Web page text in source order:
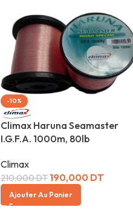
-10%
Climax Haruna Seamaster
I.G.F.A. 1000m, 80lb
Climax
210,000DT 190,000 DT
Ajouter Au Panier